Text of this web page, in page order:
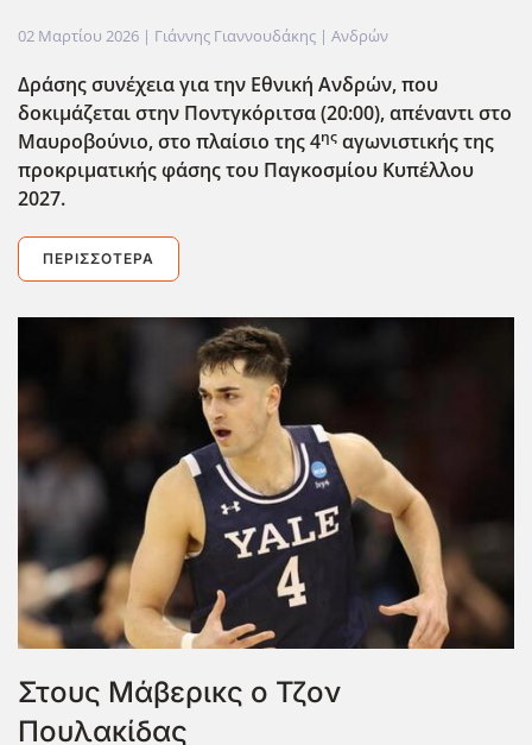
02 Μαρτίου 2026 | Γιάννης Γιαννουδάκης | Ανδρών
Δράσης συνέχεια για την Εθνική Ανδρών, που
δοκιμάζεται στην Ποντγκόριτσα (20:00), απέναντι στο
Μαυροβούνιο, στο πλαίσιο της 4ης αγωνιστικής της
προκριματικής φάσης του Παγκοσμίου Κυπέλλου
2027.
ΠΕΡΙΣΣΌΤΕΡΑ
Στους Μάβερικς ο Τζον
Πουλακίδας